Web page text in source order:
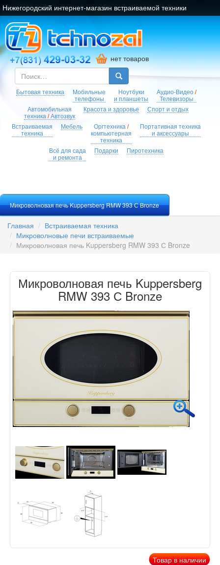
Нижегородский интернет-магазин встраиваемой техники
нет товаров
Бытовая техника
Мобильные
телефоны
Ноутбуки
и планшеты
Аудио-Видео/
Телевизоры
Автомобильная
техника /Автозвук
Красота и здоровье Спорт и отдых
Встраиваемая
техника
Мебель Оргтехника /
компьютерная
техника
Портативная техника
и аксессуары
Всё для сада
и ремонта
Подарки Пиротехника
Микроволновая печь Kuppersberg RMW 393 С Bronze
Главная
Встраиваемая техника
Микроволновые печи встраиваемые
Микроволновая печь Kuppersberg RMW 393 С Bronze
Микроволновая печь Kuppersberg
RMW 393 С Bronze
Товар в наличии